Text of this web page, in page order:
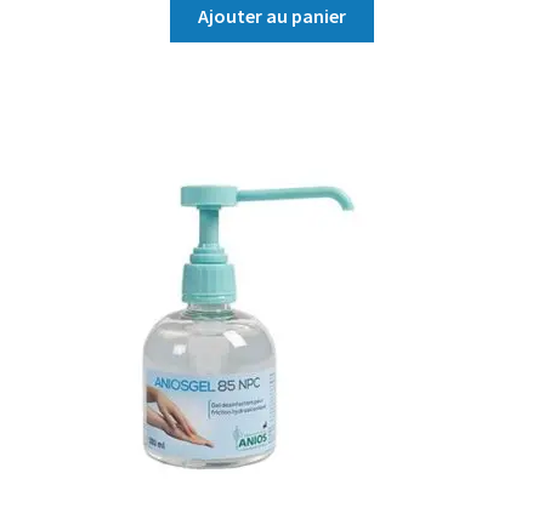
Ajouter au panier